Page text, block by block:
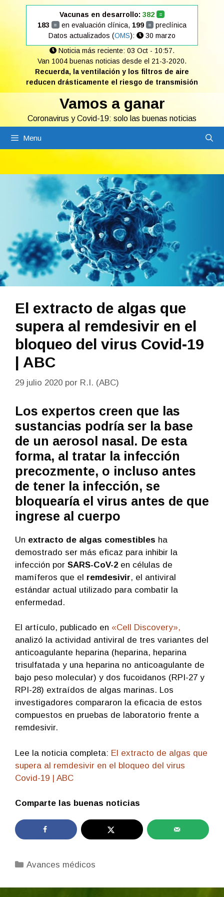
Vacunas en desarrollo: 382 =
183 = en evaluación clínica, 199 = preclínica
Datos actualizados (OMS):
30 marzo
Noticia más reciente: 03 Oct - 10:57.
Van 1004 buenas noticias desde el 21-3-2020.
Recuerda, la ventilación y los filtros de aire
reducen drásticamente el riesgo de transmisión
Vamos a ganar
Coronavirus y Covid-19: solo las buenas noticias
Menu
El extracto de algas que
supera al remdesivir en el
bloqueo del virus Covid-19
| ABC
29 julio 2020 por R.I. (ABC)
Los expertos creen que las
sustancias podría ser la base
de un aerosol nasal. De esta
forma, al tratar la infección
precozmente, o incluso antes
de tener la infección, se
bloquearía el virus antes de que
ingrese al cuerpo
Un extracto de algas comestibles ha
demostrado ser más eficaz para inhibir la
infección por SARS-CoV-2 en células de
mamíferos que el remdesivir, el antiviral
estándar actual utilizado para combatir la
enfermedad.
El artículo, publicado en «Cell Discovery»,
analizó la actividad antiviral de tres variantes del
anticoagulante heparina (heparina, heparina
trisulfatada y una heparina no anticoagulante de
bajo peso molecular) y dos fucoidanos (RPI-27 y
RPI-28) extraídos de algas marinas. Los
investigadores compararon la eficacia de estos
compuestos en pruebas de laboratorio frente a
remdesivir.
Lee la noticia completa: El extracto de algas que
supera al remdesivir en el bloqueo del virus
Covid-19 | ABC
Comparte las buenas noticias
Categorías
Avances médicos